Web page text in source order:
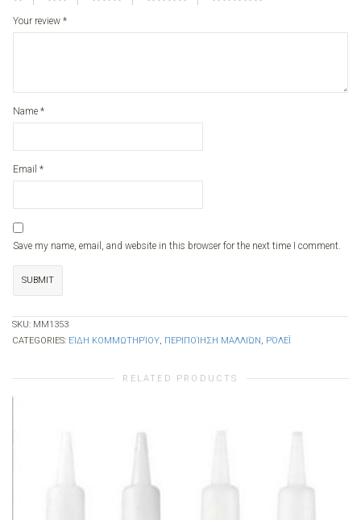
Your review *
Name *
Email *
Save my name, email, and website in this browser for the next time I comment.
SKU: ΜΜ1353
CATEGORIES: ΕΊΔΗ ΚΟΜΜΩΤΗΡΊΟΥ, ΠΕΡΙΠΟΊΗΣΗ ΜΑΛΛΙΏΝ , ΡΌΛΕΪ
RELATED PRODUCTS